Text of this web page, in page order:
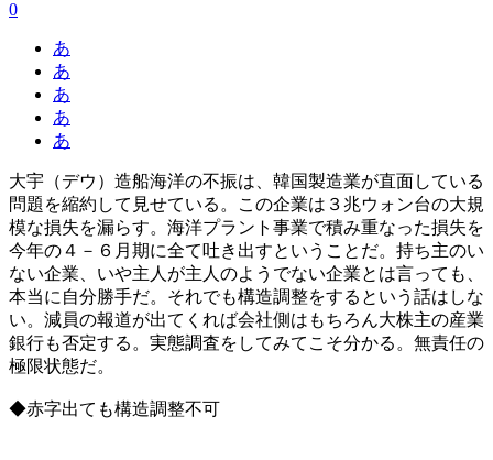
0
あ
あ
あ
あ
あ
大宇（デウ）造船海洋の不振は、韓国製造業が直面している
問題を縮約して見せている。この企業は３兆ウォン台の大規
模な損失を漏らす。海洋プラント事業で積み重なった損失を
今年の４－６月期に全て吐き出すということだ。持ち主のい
ない企業、いや主人が主人のようでない企業とは言っても、
本当に自分勝手だ。それでも構造調整をするという話はしな
い。減員の報道が出てくれば会社側はもちろん大株主の産業
銀行も否定する。実態調査をしてみてこそ分かる。無責任の
極限状態だ。
◆赤字出ても構造調整不可